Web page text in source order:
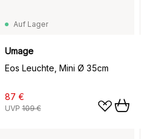
Auf Lager
Umage
Eos Leuchte, Mini Ø 35cm
87 €
UVP 109 €